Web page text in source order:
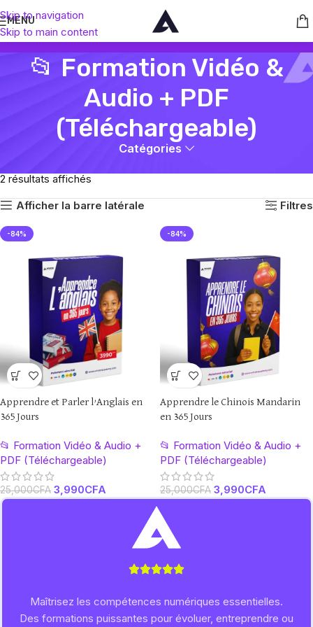
Skip to navigation
Skip to main content
MENU
📂 Formation Vidéo &
Audio + PDF
(Téléchargeable)
Catégories
2 résultats affichés
Afficher la barre latérale
Filtres
-84%
Apprendre et Parler l’Anglais en
365 Jours
📂 Formation Vidéo & Audio +
PDF (Téléchargeable)
25,000CFA 3,990CFA
-84%
Apprendre le Chinois Mandarin
en 365 Jours
📂 Formation Vidéo & Audio +
PDF (Téléchargeable)
25,000CFA 3,990CFA
Maîtrisez les compétences numériques essentielles.
Des formations puissantes pour évoluer, entreprendre ou